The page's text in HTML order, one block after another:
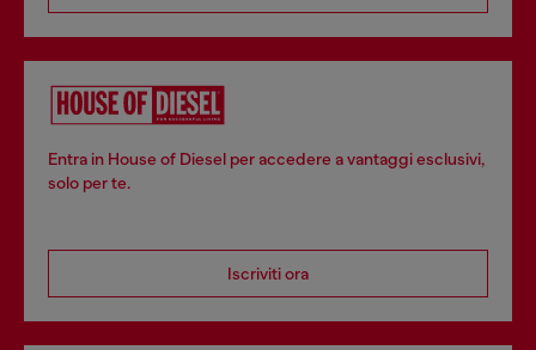
Entra in House of Diesel per accedere a vantaggi esclusivi,
solo per te.
Iscriviti ora